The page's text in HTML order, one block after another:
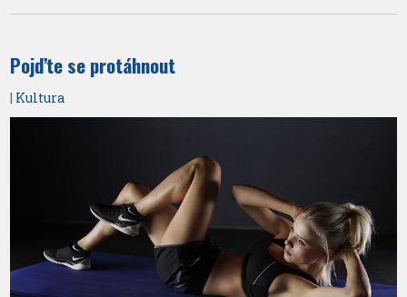
Pojďte se protáhnout
| Kultura